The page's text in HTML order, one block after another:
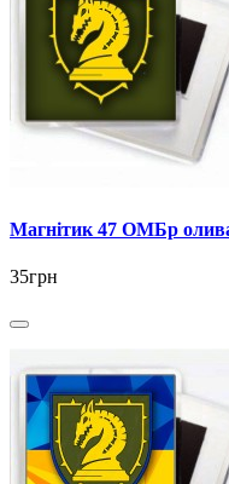
Магнітик 47 ОМБр
35грн